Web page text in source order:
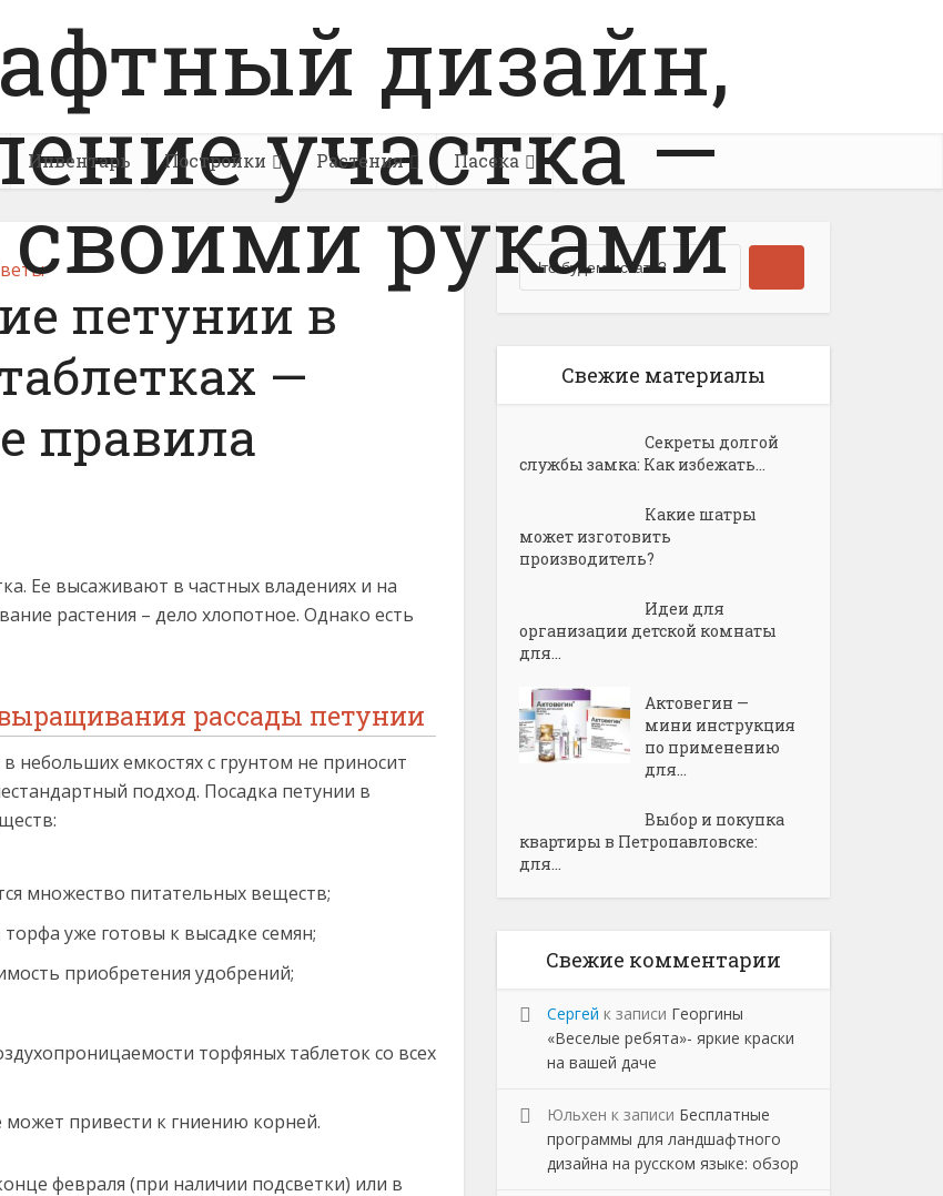
Инвентарь Постройки Растения Пасека
петунии в
—
правила
Ее высаживают в частных владениях и на
растения – дело хлопотное. Однако есть
рассады петунии
емкостях с грунтом не приносит
подход. Посадка петунии в
множество питательных веществ;
уже готовы к высадке семян;
приобретения удобрений;
торфяных таблеток со всех
привести к гниению корней.
февраля (при наличии подсветки) или в
Свежие материалы
Секреты долгой
службы замка: Как избежать...
Какие шатры
может изготовить
производитель?
Идеи для
организации детской комнаты
для...
Актовегин —
мини инструкция
по применению
для...
Выбор и покупка
квартиры в Петропавловске:
для...
Свежие комментарии
Сергей к записи Георгины
«Веселые ребята»- яркие краски
на вашей даче
Юльхен к записи Бесплатные
программы для ландшафтного
дизайна на русском языке: обзор